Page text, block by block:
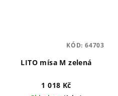
LITO mísa M zelená
1 018 Kč
KÓD: 64703